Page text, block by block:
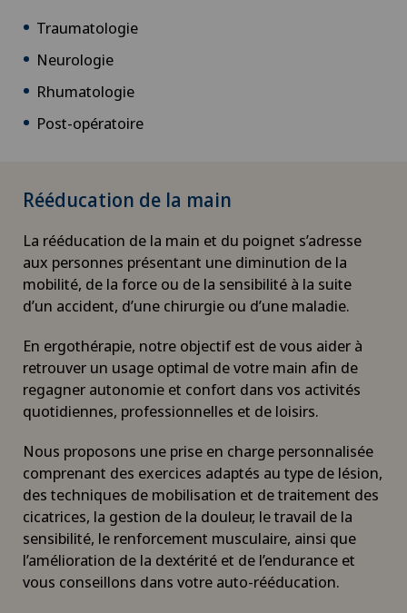
Traumatologie
Neurologie
Rhumatologie
Post-opératoire
Rééducation de la main
La rééducation de la main et du poignet s’adresse
aux personnes présentant une diminution de la
mobilité, de la force ou de la sensibilité à la suite
d’un accident, d’une chirurgie ou d’une maladie.
En ergothérapie, notre objectif est de vous aider à
retrouver un usage optimal de votre main afin de
regagner autonomie et confort dans vos activités
quotidiennes, professionnelles et de loisirs.
Nous proposons une prise en charge personnalisée
comprenant des exercices adaptés au type de lésion,
des techniques de mobilisation et de traitement des
cicatrices, la gestion de la douleur, le travail de la
sensibilité, le renforcement musculaire, ainsi que
l’amélioration de la dextérité et de l’endurance et
vous conseillons dans votre auto-rééducation.